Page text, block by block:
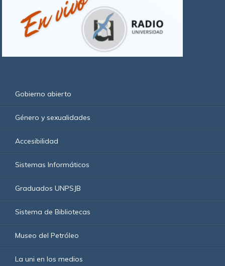
Gobierno abierto
Género y sexualidades
Accesibilidad
Sistemas Informáticos
Graduados UNPSJB
Sistema de Bibliotecas
Museo del Petróleo
La uni en los medios